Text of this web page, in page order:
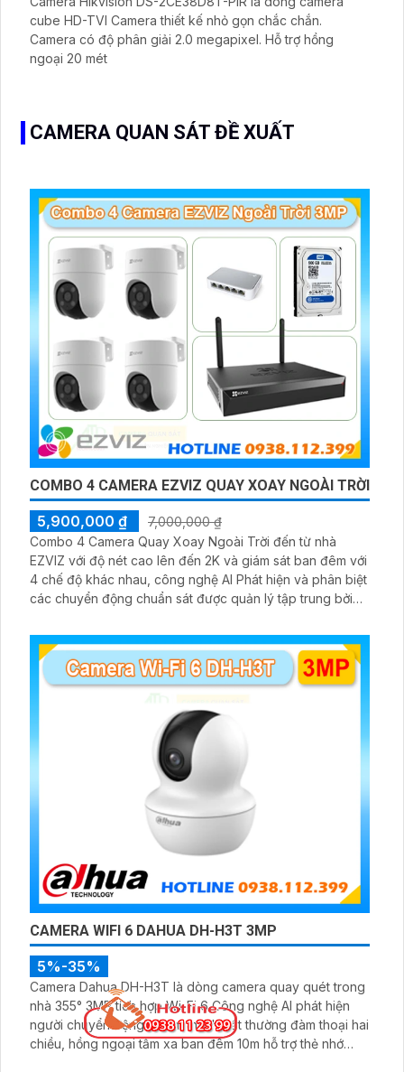
cube HD-TVI Camera thiết kế nhỏ gọn chắc chắn.
Camera có độ phân giải 2.0 megapixel. Hỗ trợ hồng
ngoại 20 mét
CAMERA QUAN SÁT ĐỀ XUẤT
COMBO 4 CAMERA EZVIZ QUAY XOAY NGOÀI TRỜI
5,900,000 ₫
7,000,000 ₫
Combo 4 Camera Quay Xoay Ngoài Trời đến từ nhà
EZVIZ với độ nét cao lên đến 2K và giám sát ban đêm với
4 chế độ khác nhau, công nghệ AI Phát hiện và phân biệt
các chuyển động chuẩn sát được quản lý tập trung bởi
CAMERA WIFI 6 DAHUA DH-H3T 3MP
5%-35%
Camera Dahua DH-H3T là dòng camera quay quét trong
nhà 355° 3MP tích hợp Wi-Fi 6 Công nghệ AI phát hiện
người chuyển động và âm thanh bất thường đàm thoại hai
chiều, hồng ngoại tầm xa ban đêm 10m hỗ trợ thẻ nhớ